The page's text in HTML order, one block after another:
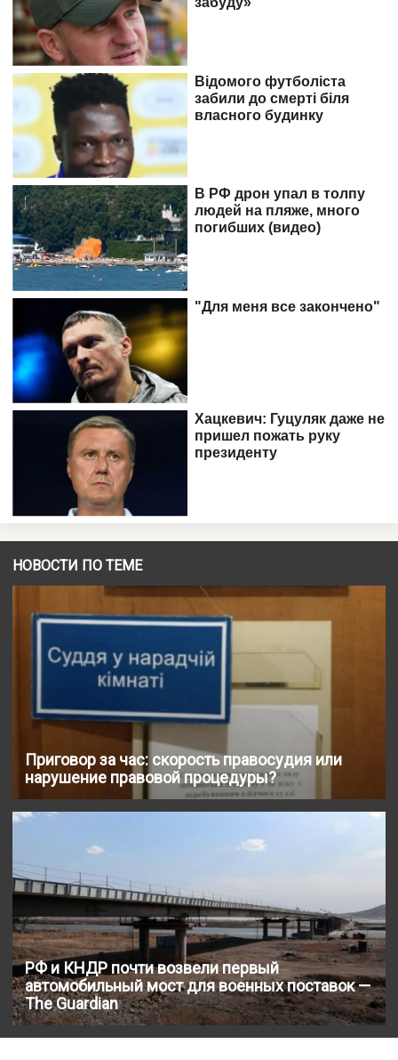
НОВОСТИ ПО ТЕМЕ
Приговор за час: скорость правосудия или
нарушение правовой процедуры?
РФ и КНДР почти возвели первый
автомобильный мост для военных поставок —
The Guardian